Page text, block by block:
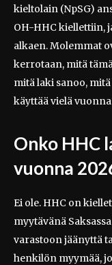
kieltolain (NpSG)
OH-HHC kiellettiin,
alkaen. Molemmat
kerrotaan, mitä
mitä laki sanoo,
käyttää vielä vuonna
Onko HHC
vuonna
Ei ole. HHC on
myytävänä
varastoon jäänyttä
henkilön myymää,